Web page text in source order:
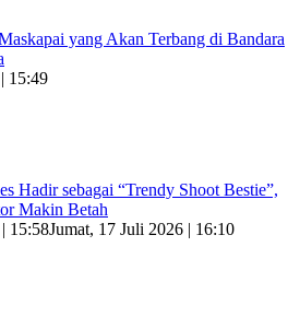
yang Akan Terbang di Bandara
15:49
Hadir sebagai “Trendy Shoot Bestie”,
Makin Betah
15:58Jumat, 17 Juli 2026 | 16:10